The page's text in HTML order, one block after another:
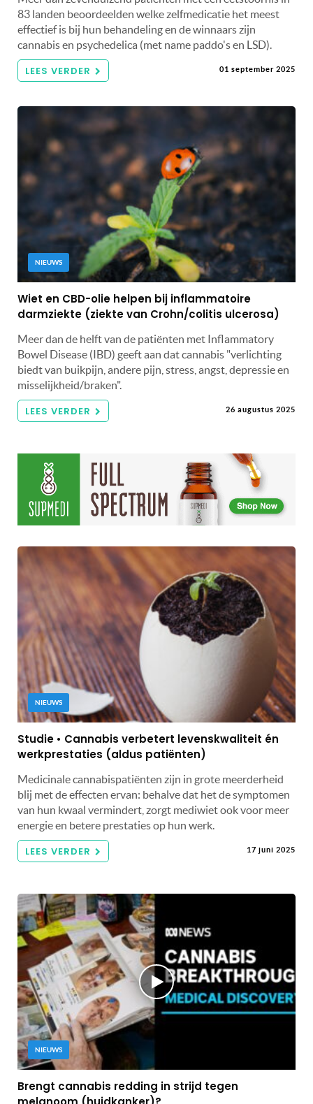
83 landen beoordeelden welke zelfmedicatie het meest
effectief is bij hun behandeling en de winnaars zijn
cannabis en psychedelica (met name paddo's en LSD).
LEES VERDER 01 september 2025
NIEUWS
Wiet en CBD-olie helpen bij inflammatoire
darmziekte (ziekte van Crohn/colitis ulcerosa)
Meer dan de helft van de patiënten met Inflammatory
Bowel Disease (IBD) geeft aan dat cannabis "verlichting
biedt van buikpijn, andere pijn, stress, angst, depressie en
misselijkheid/braken".
LEES VERDER 26 augustus 2025
NIEUWS
Studie • Cannabis verbetert levenskwaliteit én
werkprestaties (aldus patiënten)
Medicinale cannabispatiënten zijn in grote meerderheid
blij met de effecten ervan: behalve dat het de symptomen
van hun kwaal vermindert, zorgt mediwiet ook voor meer
energie en betere prestaties op hun werk.
LEES VERDER 17 juni 2025
NIEUWS
Brengt cannabis redding in strijd tegen